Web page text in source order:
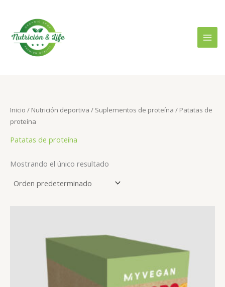
contenido
s
o
r
:
Inicio / Nutrición deportiva / Suplementos de proteína / Patatas de
proteína
Patatas de proteína
Mostrando el único resultado